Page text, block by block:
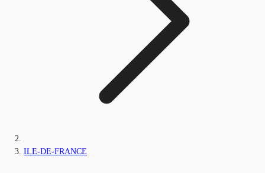
ILE-DE-FRANCE